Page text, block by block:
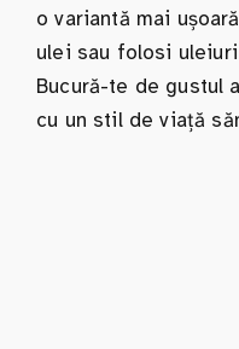
o variantă mai
ulei sau folosi
Bucură-te de gustul
cu un stil de viață